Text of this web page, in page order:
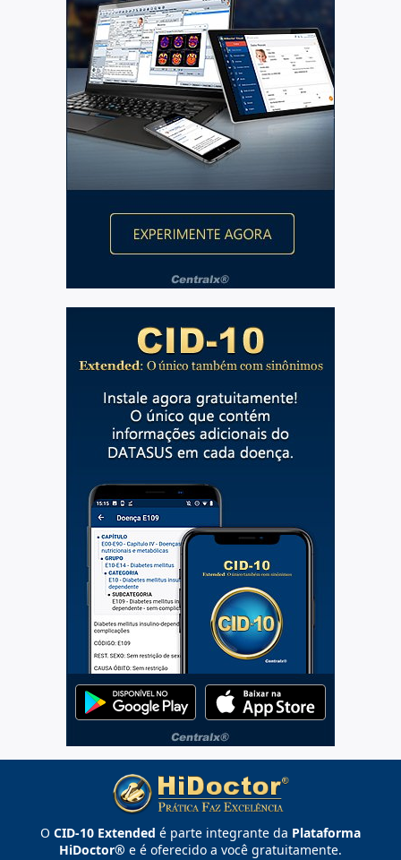
O CID-10 Extended é parte integrante da Plataforma
HiDoctor® e é oferecido a você gratuitamente.